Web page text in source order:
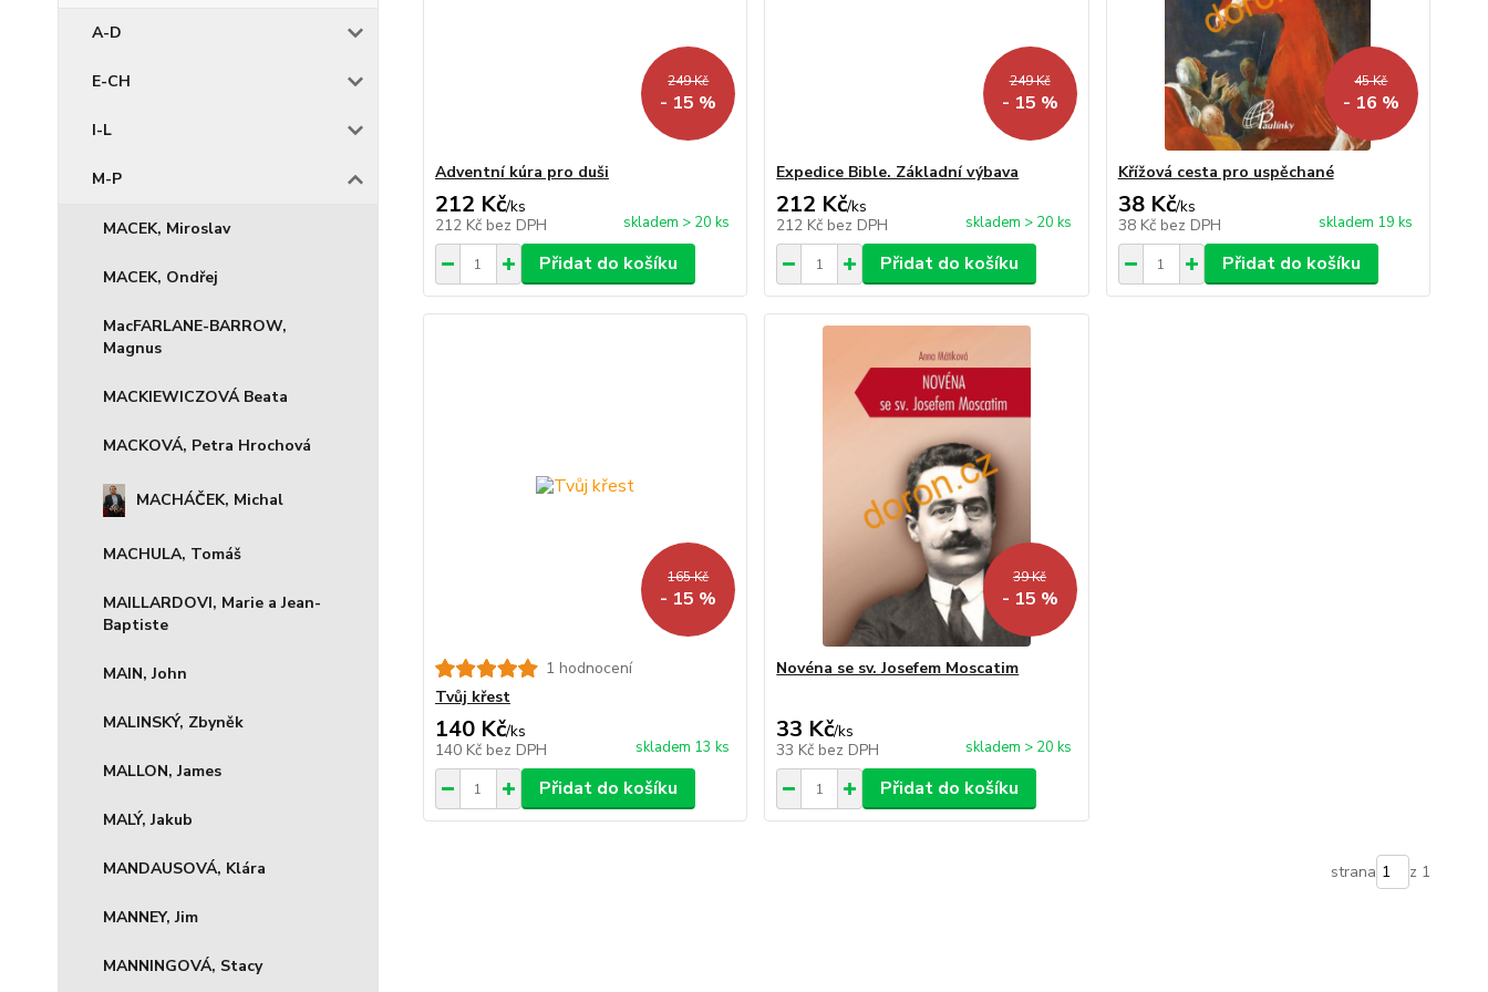
A-D
E-CH
I-L
M-P
MACEK, Miroslav
MACEK, Ondřej
MacFARLANE-BARROW,
Magnus
MACKIEWICZOVÁ Beata
MACKOVÁ, Petra Hrochová
MACHÁČEK, Michal
MACHULA, Tomáš
MAILLARDOVI, Marie a Jean-
Baptiste
MAIN, John
MALINSKÝ, Zbyněk
MALLON, James
MALÝ, Jakub
MANDAUSOVÁ, Klára
MANNEY, Jim
MANNINGOVÁ, Stacy
249 Kč
- 15 %
Adventní kúra pro duši
212 Kč/ks
212 Kč bez DPH skladem > 20 ks
Přidat do košíku
249 Kč
- 15 %
Expedice Bible. Základní výbava
212 Kč/ks
212 Kč bez DPH skladem > 20 ks
Přidat do košíku
45 Kč
- 16 %
Křížová cesta pro uspěchané
38 Kč/ks
38 Kč bez DPH skladem 19 ks
Přidat do košíku
165 Kč
- 15 %
1 hodnocení
Tvůj křest
140 Kč/ks
140 Kč bez DPH skladem 13 ks
Přidat do košíku
39 Kč
- 15 %
Novéna se sv. Josefem Moscatim
33 Kč/ks
33 Kč bez DPH skladem > 20 ks
Přidat do košíku
strana z 1